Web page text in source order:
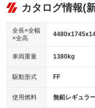
リフトアップ
：装備なし
：装備なし
パワーウィンドウ
アイドリングストップ
：装備なし
USB入力端子
：装備なし
100V電源
：装備なし
ビジュアル：-／DVD再生
：装備あり
：装備あり
革シート
キーレス
HID(キセノンライト)
：装備なし
バックカメラ
：装備あり
カタログ情報(
全長×全幅
×全高
車両重量 1380kg
駆動形式 FF
使用燃料 無鉛レギュラ